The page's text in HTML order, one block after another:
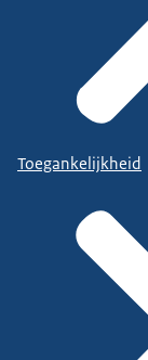
Toegankelijkheid